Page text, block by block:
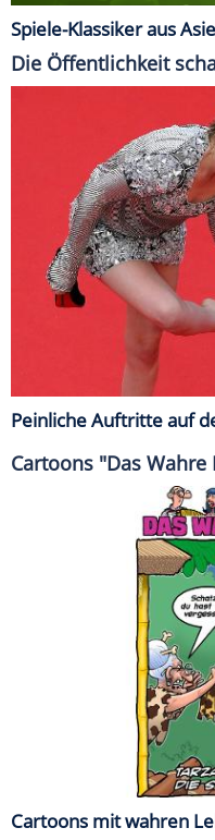
Spiele-Klassiker aus
Die Öffentlichkeit
Peinliche Auftritte auf
Cartoons "Das Wahre
Cartoons mit wahren